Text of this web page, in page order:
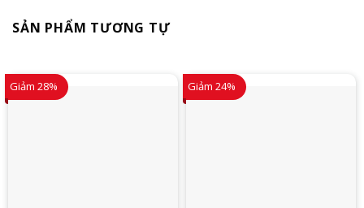
SẢN PHẨM TƯƠNG TỰ
Giảm 28% Giảm 24%